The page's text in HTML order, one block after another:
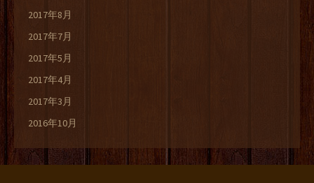
2017年8月
2017年7月
2017年5月
2017年4月
2017年3月
2016年10月